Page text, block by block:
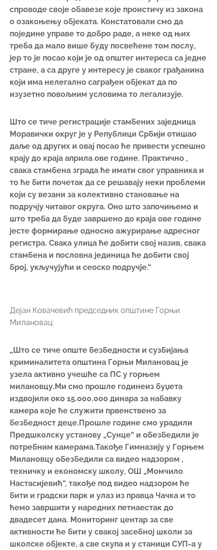
Што се тиче регистрације стамбених заједница
Моравички округ је у Републици Србији отишао
даље од других и овај посао ће привести успешно
крају до краја априла ове године. Практично ,
свака стамбена зграда ће имати свог управника и
то ће бити почетак да се решавају неки проблеми
који су везани за колективно становање на
подручју читавог округа. Оно што започињемо и
што треба да буде завршено до краја ове године
регистра. Свака улица ће добити свој назив, свака
стамбена и пословна јединица ће добити свој
број, укључујући и сеоско подручје.“
Дејан Ковачевић председник општине Горњи
Милановац:
„Што се тиче опште безбедности и сузбијања
криминалитета општина Горњи Милановац је
узела активно учешће са ПС у горњем
милановцу.Ми смо прошле годинеиз буџета
Предшколску установу „Сунце“ и обезбедили је
потребним камерама.Такође Гимназију у Горњем
техничку и економску школу, ОШ „Момчило
Настасијевић“, такође под видео надзором ће
бити и градски парк и улаз из правца Чачка и то
ћемо завршити у наредних петнаестак до
двадесет дана. Мониторинг центар за све
активности ће бити у свакој засебној школи за
школске објекте, а све скупа и у станици СУП-а у
Горњем Милановцу где ће моћи и МУП да прати
активности. Када говорим о неком наредном
периоду, ми ћемо у овој години гледати да
покријемо камерама све битније раскрснице у
граду, тако да ћемо моћи да контролишемо не
само безбедност саобраћаја већ и да несавесне
возаче том приликом кажњавамо и на такав
начин. Што се тиче саме безбедности саобраћаја,
набавићемо и три доплер радара за сва три
фреквентна улаза у Горњи Милановац. Из правца